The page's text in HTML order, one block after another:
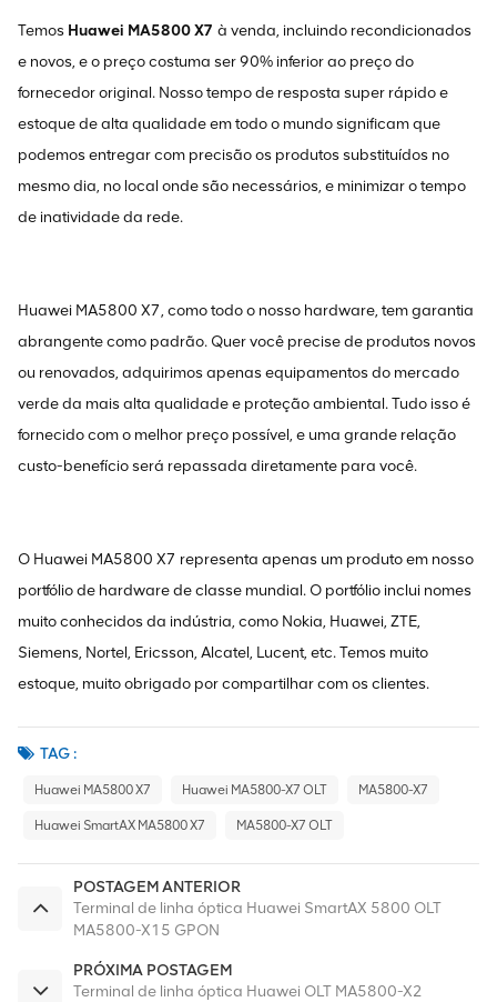
Temos Huawei MA5800 X7 à venda, incluindo recondicionados
e novos, e o preço costuma ser 90% inferior ao preço do
fornecedor original. Nosso tempo de resposta super rápido e
estoque de alta qualidade em todo o mundo significam que
podemos entregar com precisão os produtos substituídos no
mesmo dia, no local onde são necessários, e minimizar o tempo
de inatividade da rede.
Huawei MA5800 X7, como todo o nosso hardware, tem garantia
abrangente como padrão. Quer você precise de produtos novos
ou renovados, adquirimos apenas equipamentos do mercado
verde da mais alta qualidade e proteção ambiental. Tudo isso é
fornecido com o melhor preço possível, e uma grande relação
custo-benefício será repassada diretamente para você.
O Huawei MA5800 X7 representa apenas um produto em nosso
portfólio de hardware de classe mundial. O portfólio inclui nomes
muito conhecidos da indústria, como Nokia, Huawei, ZTE,
Siemens, Nortel, Ericsson, Alcatel, Lucent, etc. Temos muito
estoque, muito obrigado por compartilhar com os clientes.
TAG :
Huawei MA5800 X7 Huawei MA5800-X7 OLT MA5800-X7
Huawei SmartAX MA5800 X7 MA5800-X7 OLT
POSTAGEM ANTERIOR
Terminal de linha óptica Huawei SmartAX 5800 OLT
MA5800-X15 GPON
PRÓXIMA POSTAGEM
Terminal de linha óptica Huawei OLT MA5800-X2